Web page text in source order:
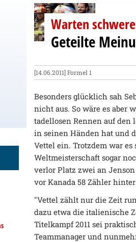
Warten
Geteilte
[14.06.2011]Formel 1
Besonders glücklich sah
nicht aus. So wäre es aber
tadellosen Rennen auf den
in seinen Händen hat und
Vettel ein. Trotzdem war
Weltmeisterschaft sogar
verlor Platz zwei an
vor Kanada 58 Zähler
"Vettel zählt nur die Zeit
dazu etwa die italienische
Titelkampf 2011 sei
Teammanager und